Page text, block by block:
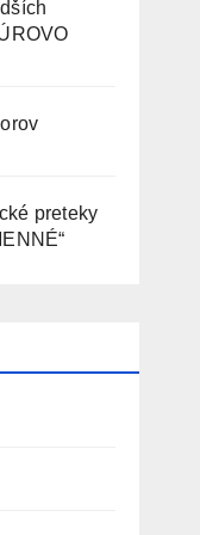
preteky